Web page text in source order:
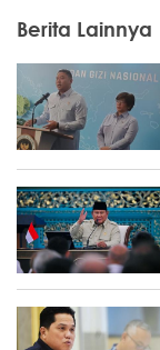
Berita Lainnya